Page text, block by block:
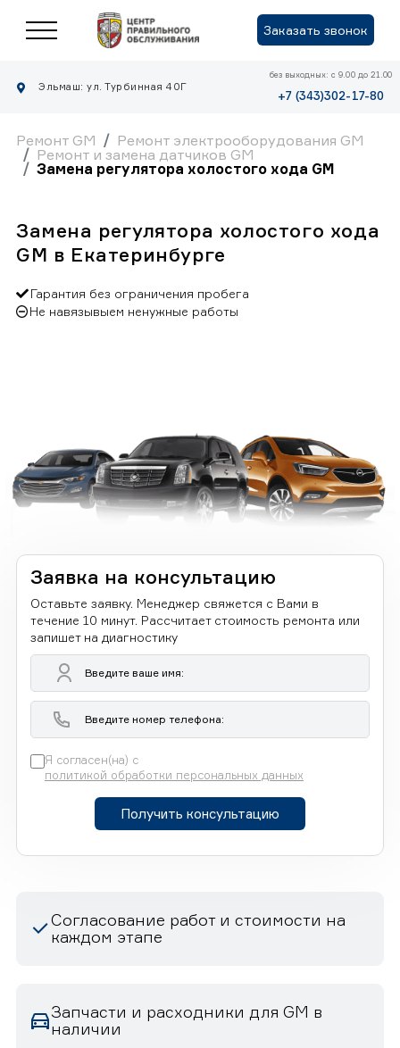
Заказать звонок
Эльмаш: ул. Турбинная 40Г
без выходных: с 9.00 до 21.00
+7 (343)302-17-80
Ремонт GM
Ремонт электрооборудования GM
Ремонт и замена датчиков GM
Замена регулятора холостого хода GM
Замена регулятора холостого хода
GM в Екатеринбурге
Гарантия без ограничения пробега
Не навязывыем ненужные работы
Заявка на консультацию
Оставьте заявку. Менеджер свяжется с Вами в
течение 10 минут. Рассчитает стоимость ремонта или
запишет на диагностику
Я согласен(на) с
политикой обработки персональных данных
Получить консультацию
Согласование работ и стоимости на
каждом этапе
Запчасти и расходники для GM в
наличии